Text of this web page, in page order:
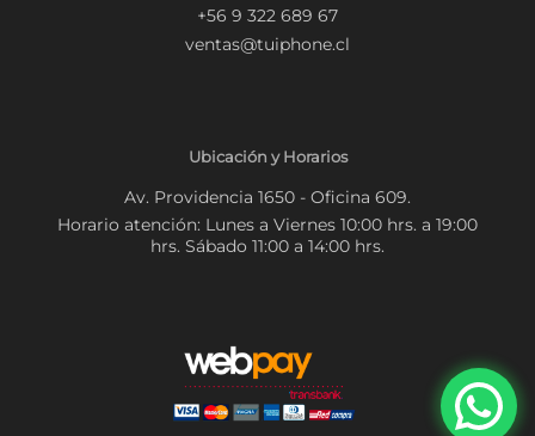
+56 9 322 689 67
ventas@tuiphone.cl
Ubicación y Horarios
Av. Providencia 1650 - Oficina 609.
Horario atención: Lunes a Viernes 10:00 hrs. a 19:00
hrs. Sábado 11:00 a 14:00 hrs.